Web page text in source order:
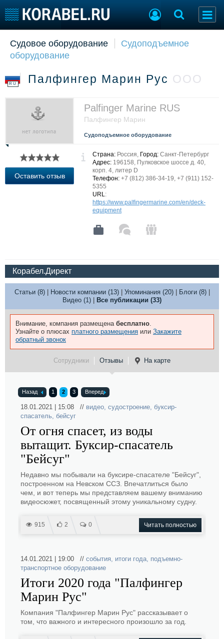
Судостроение
Пульс
Компании
Работа
Крюинг
Журнал
Торговая площадка
Оборудование
Материалы
Услуги
Конференции
Выставки и семинары
Флот
Отзывы
Судовое оборудование
Судоподъемное
оборудование
RU Палфингер Марин Рус ООО
Palfinger Marine RUS
Палфингер Марин
Судоподъемное оборудование
Оставить отзыв
Страна: Россия, Город: Санкт-Петербург
Адрес: 196158, Пулковское шоссе д. 40,
корп. 4, литер D
Телефон: +7 (812) 386-34-19, +7 (911) 152-
5355
URL:
https://www.palfingermarine.com/en/deck-
equipment
Корабел.Директ
Статьи (8)| Новости компании (13)| Упоминания (20)| Блоги (8)|
Видео (1)
Все публикации (33)
Внимание, компания размещена бесплатно.
Узнайте о плюсах платного размещения или Закажите
обратный звонок
Сотрудники Отзывы На карте
Назад 1 2 3 Вперед
18.01.2021 | 15:08 // видео, судостроение, буксир-
спасатель, бейсуг
От огня спасет, из воды
вытащит. Буксир-спасатель
"Бейсуг"
Недавно мы побывали на буксире-спасателе "Бейсуг",
построенном на Невском ССЗ. Впечатлиться было
чем, и вот теперь мы представляем вашему вниманию
видеосюжет, посвященный этому уникальному судну.
915 2 0 Читать полностью
14.01.2021 | 19:00 // события, итоги года, подъемно-
транспортное оборудование
Итоги 2020 года "Палфингер
Марин Рус"
Компания "Палфингер Марин Рус" рассказывает о
том, что важного и интересного произошло за год.